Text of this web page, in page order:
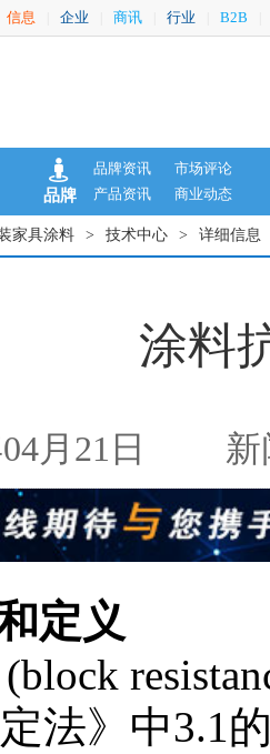
信息 企业 商讯 行业 B2B
品牌
品牌资讯
市场评论
产品资讯
商业动态
家具涂料 > 技术中心 > 详细信息
涂料
04月21日 新
定义
法》中3.1